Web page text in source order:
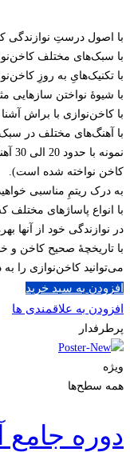
با اصول درستِ نوازندگی
با سبک‌های مختلف
با تکنیک‌هایِ به روزِ
با شیوۀ نواختن سازهایی
با کاخن‌نوازی با براش
با آهنگ‌های مختلف در
کاخن نواخته شده است).
به درک ریتمِ مناسبی
با انواع پاساژهای
در نوازندگی خود از آنها
با تاریخچۀ صحیح کاخن و
می‌توانید کاخن‌نوازی را به
افزودن به سبد خرید
افزودن به علاقمندی ها
پرطرفدار
ویژه
همه سطح‌ها
دوره